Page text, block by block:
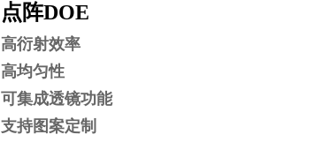
点阵DOE
高衍射效率
高均匀性
可集成透镜功能
支持图案定制